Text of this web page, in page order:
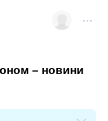
– новини